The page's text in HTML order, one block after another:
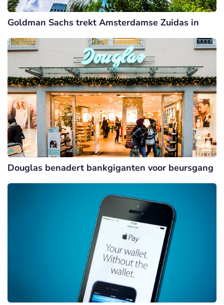
Goldman Sachs trekt Amsterdamse Zuidas in
Douglas benadert bankgiganten voor beursgang